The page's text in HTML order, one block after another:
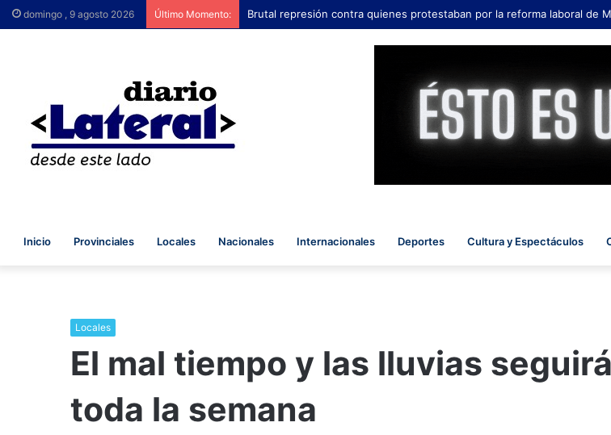
domingo , 9 agosto 2026 Último Momento: Brutal represión contra quienes protestaban por la reforma laboral
Inicio Provinciales Locales Nacionales Internacionales Deportes Cultura y Espectáculos
Locales
El mal tiempo y las lluvias
toda la semana